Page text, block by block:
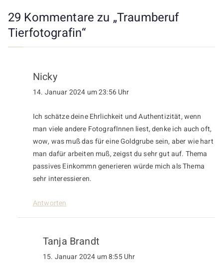
29 Kommentare zu „Traumberuf
Tierfotografin“
Nicky
14. Januar 2024 um 23:56 Uhr
Ich schätze deine Ehrlichkeit und Authentizität, wenn
man viele andere FotografInnen liest, denke ich auch oft,
wow, was muß das für eine Goldgrube sein, aber wie hart
man dafür arbeiten muß, zeigst du sehr gut auf. Thema
passives Einkommn generieren würde mich als Thema
sehr interessieren.
Antworten
Tanja Brandt
15. Januar 2024 um 8:55 Uhr